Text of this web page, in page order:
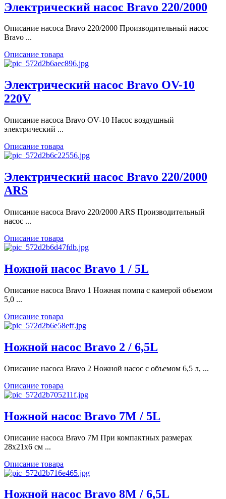
Электрический насос Bravo 220/2000
Описание насоса Bravo 220/2000 Производительный насос
Bravo ...
Описание товара
Электрический насос Bravo OV-10
220V
Описание насоса Bravo OV-10 Насос воздушный
электрический ...
Описание товара
Электрический насос Bravo 220/2000
ARS
Описание насоса Bravo 220/2000 ARS Производительный
насос ...
Описание товара
Ножной насос Bravo 1 / 5L
Описание насоса Bravo 1 Ножная помпа с камерой объемом
5,0 ...
Описание товара
Ножной насос Bravo 2 / 6,5L
Описание насоса Bravo 2 Ножной насос с объемом 6,5 л, ...
Описание товара
Ножной насос Bravo 7M / 5L
Описание насоса Bravo 7M При компактных размерах
28х21х6 см ...
Описание товара
Ножной насос Bravo 8M / 6,5L